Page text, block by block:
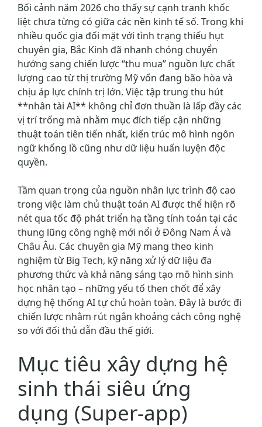
Bối cảnh năm 2026 cho thấy sự cạnh tranh khốc
liệt chưa từng có giữa các nền kinh tế số. Trong khi
nhiều quốc gia đối mặt với tình trạng thiếu hụt
chuyên gia, Bắc Kinh đã nhanh chóng chuyển
hướng sang chiến lược “thu mua” nguồn lực chất
lượng cao từ thị trường Mỹ vốn đang bão hòa và
chịu áp lực chính trị lớn. Việc tập trung thu hút
**nhân tài AI** không chỉ đơn thuần là lấp đầy các
vị trí trống mà nhằm mục đích tiếp cận những
thuật toán tiên tiến nhất, kiến trúc mô hình ngôn
ngữ khổng lồ cũng như dữ liệu huấn luyện độc
quyền.
Tầm quan trọng của nguồn nhân lực trình độ cao
trong việc làm chủ thuật toán AI được thể hiện rõ
nét qua tốc độ phát triển hạ tầng tính toán tại các
thung lũng công nghệ mới nổi ở Đông Nam Á và
Châu Âu. Các chuyên gia Mỹ mang theo kinh
nghiệm từ Big Tech, kỹ năng xử lý dữ liệu đa
phương thức và khả năng sáng tạo mô hình sinh
học nhân tạo – những yếu tố then chốt để xây
dựng hệ thống AI tự chủ hoàn toàn. Đây là bước đi
chiến lược nhằm rút ngắn khoảng cách công nghệ
so với đối thủ dẫn đầu thế giới.
Mục tiêu xây dựng hệ
sinh thái siêu ứng
dụng (Super-app)